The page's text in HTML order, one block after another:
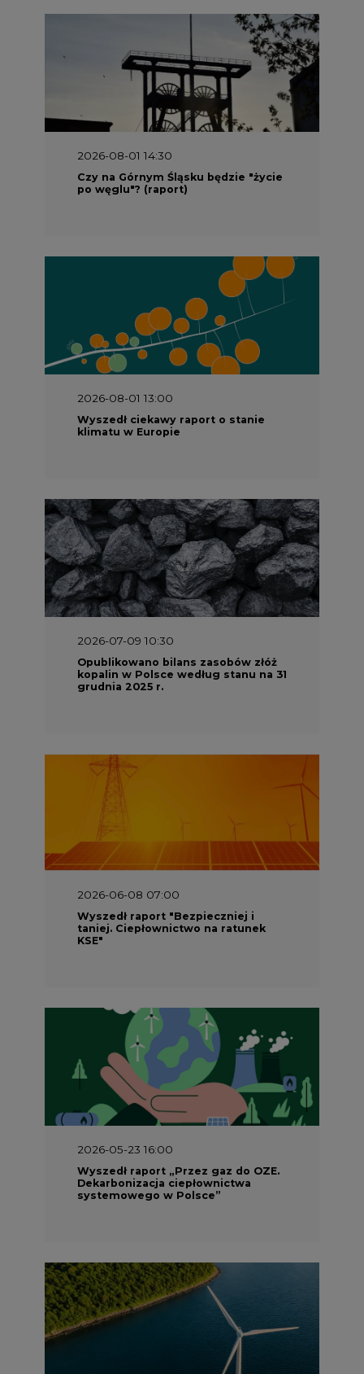
2026-08-01 14:30
Czy na Górnym Śląsku będzie "życie
po węglu"? (raport)
2026-08-01 13:00
Wyszedł ciekawy raport o stanie
klimatu w Europie
2026-07-09 10:30
Opublikowano bilans zasobów złóż
kopalin w Polsce według stanu na 31
grudnia 2025 r.
2026-06-08 07:00
Wyszedł raport "Bezpieczniej i
taniej. Ciepłownictwo na ratunek
KSE"
2026-05-23 16:00
Wyszedł raport „Przez gaz do OZE.
Dekarbonizacja ciepłownictwa
systemowego w Polsce”